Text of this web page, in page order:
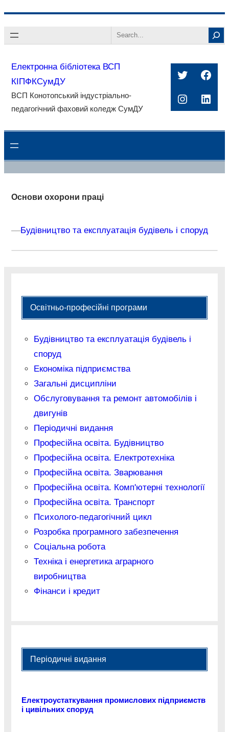
до
Search
Електронна бібліотека ВСП
КІПФКСумДУ
ВСП Конотопський індустріально-
педагогічний фаховий коледж СумДУ
Twitter
Основи охорони праці
––Будівництво та експлуатація будівель і споруд
Освітньо-професійні програми
Будівництво та експлуатація будівель і
споруд
Економіка підприємства
Загальні дисципліни
Обслуговування та ремонт автомобілів і
двигунів
Періодичні видання
Професійна освіта. Будівництво
Професійна освіта. Електротехніка
Професійна освіта. Зварювання
Професійна освіта. Комп'ютерні технології
Професійна освіта. Транспорт
Психолого-педагогічний цикл
Розробка програмного забезпечення
Соціальна робота
Техніка і енергетика аграрного
виробництва
Фінанси і кредит
Періодичні видання
Електроустаткування промислових підприємств
і цивільних споруд